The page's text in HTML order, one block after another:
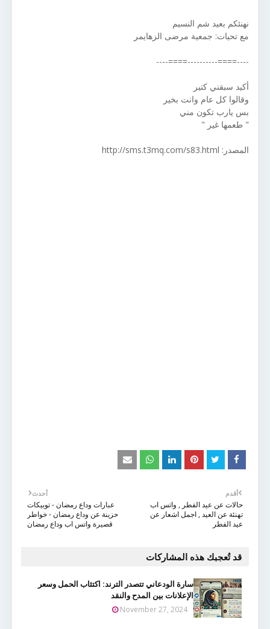
نهنئكم بعيد شم النسيم
مع تحيات: جمعية مرضى الزهايمر
----====----------====----
أكيد سبقني كتير
وقالوا كل عام وانت بخير
بس يارب تكون مني
" طعمها غير "
المصدر: http://sms.t3mq.com/s83.html
أحدث
عبارات وداع رمضان - توبيكات
حزينة عن وداع رمضان - خواطر
قصيرة واتس اب وداع رمضان
أقدم
حالات عن عيد الفطر , واتس اب
تهنئة عن العيد , اجمل اشعار عن
عيد الفطر
قد تُعجبك هذه المشاركات
سارة الودعاني تتصدر الترند: اكتئاب الحمل وسعر
الإعلانات بين المدح والنقد
November 27, 2024